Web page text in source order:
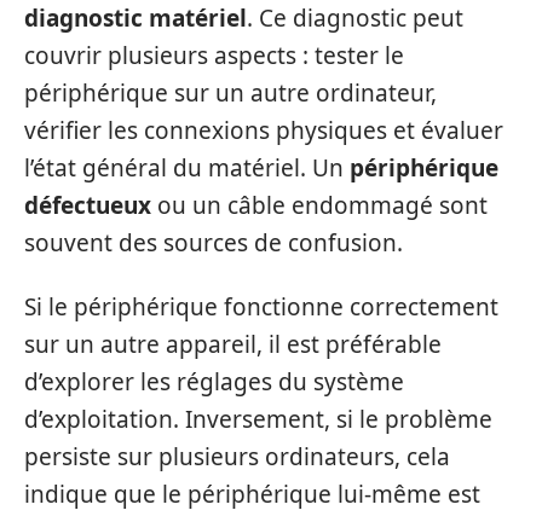
diagnostic matériel. Ce diagnostic peut
couvrir plusieurs aspects : tester le
périphérique sur un autre ordinateur,
vérifier les connexions physiques et évaluer
l’état général du matériel. Un périphérique
défectueux ou un câble endommagé sont
souvent des sources de confusion.
Si le périphérique fonctionne correctement
sur un autre appareil, il est préférable
d’explorer les réglages du système
d’exploitation. Inversement, si le problème
persiste sur plusieurs ordinateurs, cela
indique que le périphérique lui-même est